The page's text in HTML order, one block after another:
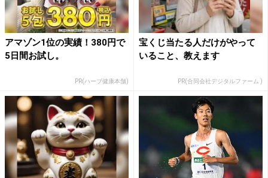
アマゾン1位の実績！380円で
5日間お試し。
PR(ハーブ健康本舗)
宝くじ当たる人だけがやって
いること、教えます
PR(合同会社デジタルファーム )